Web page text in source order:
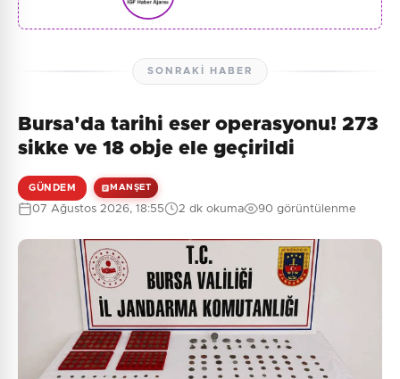
SONRAKI HABER
Bursa'da tarihi eser operasyonu! 273
sikke ve 18 obje ele geçirildi
GÜNDEM MANŞET
07 Ağustos 2026, 18:55 2 dk okuma 90 görüntülenme